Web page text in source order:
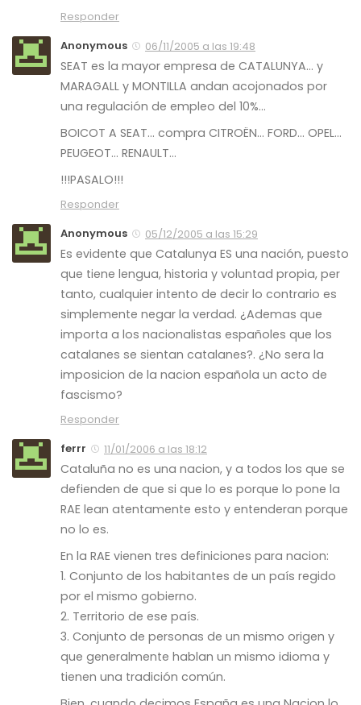
Responder
Anonymous
06/11/2005 a las 19:48
SEAT es la mayor empresa de CATALUNYA… y
MARAGALL y MONTILLA andan acojonados por
una regulación de empleo del 10%…
BOICOT A SEAT… compra CITROËN… FORD… OPEL…
PEUGEOT… RENAULT…
!!!PASALO!!!
Responder
Anonymous
05/12/2005 a las 15:29
Es evidente que Catalunya ES una nación, puesto
que tiene lengua, historia y voluntad propia, per
tanto, cualquier intento de decir lo contrario es
simplemente negar la verdad. ¿Ademas que
importa a los nacionalistas españoles que los
catalanes se sientan catalanes?. ¿No sera la
imposicion de la nacion española un acto de
fascismo?
Responder
ferrr
11/01/2006 a las 18:12
Cataluña no es una nacion, y a todos los que se
defienden de que si que lo es porque lo pone la
RAE lean atentamente esto y entenderan porque
no lo es.
En la RAE vienen tres definiciones para nacion:
1. Conjunto de los habitantes de un país regido
por el mismo gobierno.
2. Territorio de ese país.
3. Conjunto de personas de un mismo origen y
que generalmente hablan un mismo idioma y
tienen una tradición común.